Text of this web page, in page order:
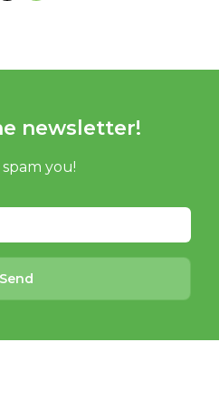
newsletter!
you!
Send